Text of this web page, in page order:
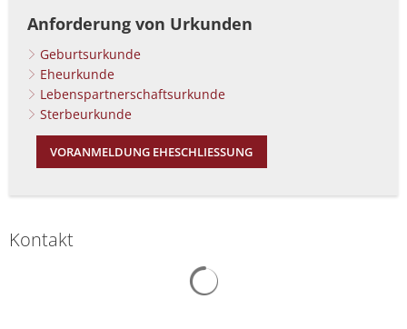
Anforderung von Urkunden
Geburtsurkunde
Eheurkunde
Lebenspartnerschaftsurkunde
Sterbeurkunde
VORANMELDUNG EHESCHLIESSUNG
Kontakt